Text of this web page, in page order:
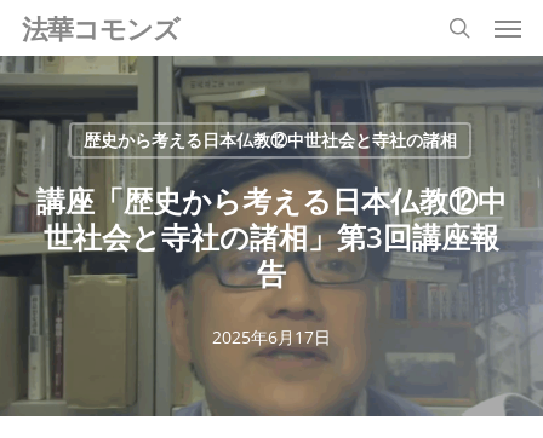
Skip
to
main
content
法華コモンズ
search
歴史から考える日本仏教⑫中世社会と寺社の諸相
講座「歴史から考える日本仏教⑫中
世社会と寺社の諸相」第3回講座報
告
2025年6月17日